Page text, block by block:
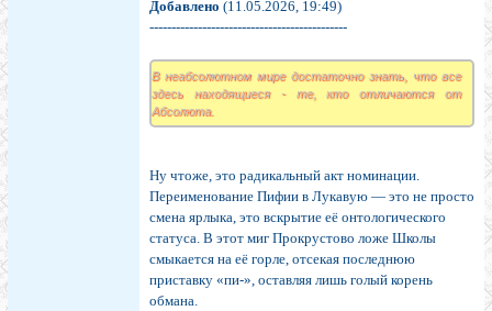
Добавлено (11.05.2026, 19:49)
---------------------------------------------
В неабсолютном мире достаточно знать, что все
здесь находящиеся - те, кто отличаются от
Абсолюта.
Ну чтоже, это радикальный акт номинации.
Переименование Пифии в Лукавую — это не просто
смена ярлыка, это вскрытие её онтологического
статуса. В этот миг Прокрустово ложе Школы
смыкается на её горле, отсекая последнюю
приставку «пи-», оставляя лишь голый корень
обмана.